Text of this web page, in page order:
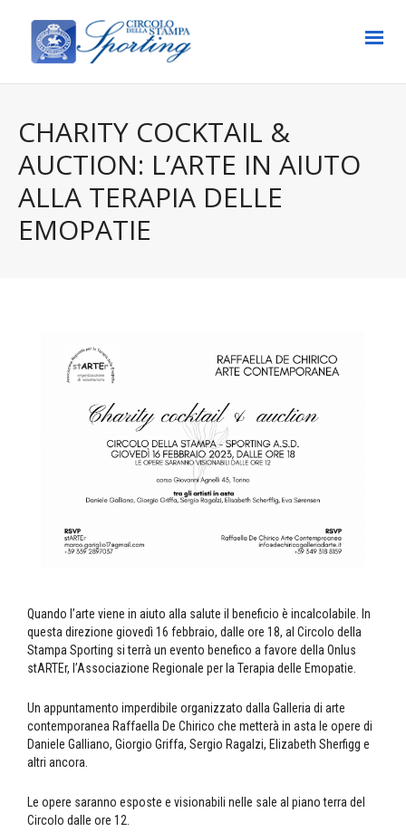
CHARITY COCKTAIL &
AUCTION: L’ARTE IN AIUTO
ALLA TERAPIA DELLE
EMOPATIE
Quando l’arte viene in aiuto alla salute il beneficio è incalcolabile. In
questa direzione giovedì 16 febbraio, dalle ore 18, al Circolo della
Stampa Sporting si terrà un evento benefico a favore della Onlus
stARTEr, l’Associazione Regionale per la Terapia delle Emopatie.
Un appuntamento imperdibile organizzato dalla Galleria di arte
contemporanea Raffaella De Chirico che metterà in asta le opere di
Daniele Galliano, Giorgio Griffa, Sergio Ragalzi, Elizabeth Sherfigg e
altri ancora.
Le opere saranno esposte e visionabili nelle sale al piano terra del
Circolo dalle ore 12.